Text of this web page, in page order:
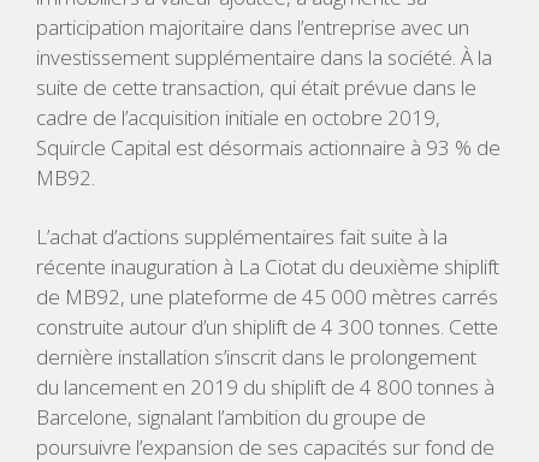
participation majoritaire dans l’entreprise avec un
investissement supplémentaire dans la société. À la
suite de cette transaction, qui était prévue dans le
cadre de l’acquisition initiale en octobre 2019,
Squircle Capital est désormais actionnaire à 93 % de
MB92.
L’achat d’actions supplémentaires fait suite à la
récente inauguration à La Ciotat du deuxième shiplift
de MB92, une plateforme de 45 000 mètres carrés
construite autour d’un shiplift de 4 300 tonnes. Cette
dernière installation s’inscrit dans le prolongement
du lancement en 2019 du shiplift de 4 800 tonnes à
Barcelone, signalant l’ambition du groupe de
poursuivre l’expansion de ses capacités sur fond de